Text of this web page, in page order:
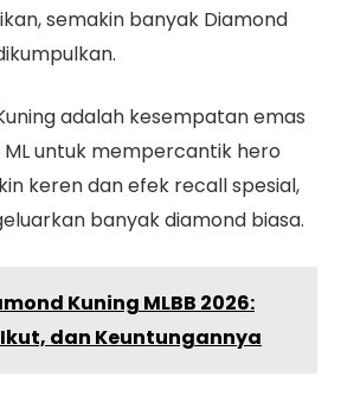
semakin banyak Diamond
adalah kesempatan emas
untuk mempercantik hero
keren dan efek recall spesial,
banyak diamond biasa.
Kuning MLBB 2026:
dan Keuntungannya